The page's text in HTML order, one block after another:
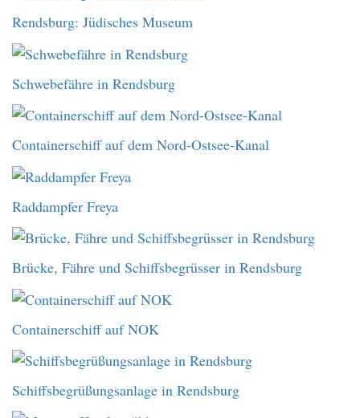
Rendsburg: Jüdisches Museum
Schwebefähre in Rendsburg
Containerschiff auf dem Nord-Ostsee-Kanal
Raddampfer Freya
Brücke, Fähre und Schiffsbegrüsser in Rendsburg
Containerschiff auf NOK
Schiffsbegrüßungsanlage in Rendsburg